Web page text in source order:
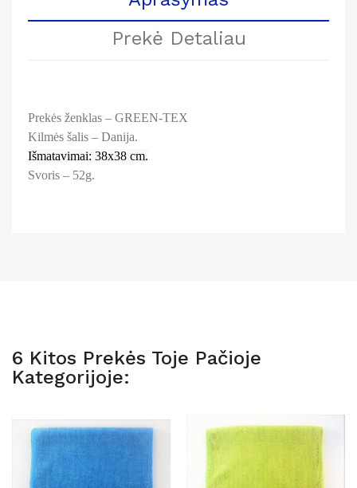
Prekė Detaliau
Prekės ženklas – GREEN-TEX
Kilmės šalis – Danija.
Išmatavimai: 38x38 cm.
Svoris – 52g.
6 Kitos Prekės Toje Pačioje
Kategorijoje: